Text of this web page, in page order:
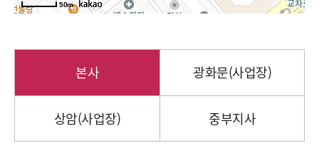
50m
본사 광화문(사업장)
상암(사업장) 중부지사